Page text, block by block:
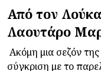
Από τον
Λαουτάρο
Ακόμη μια σεζόν
σύγκριση με το